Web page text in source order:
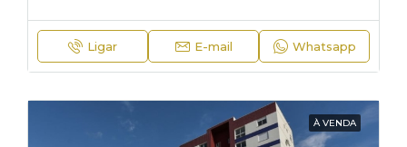
Ligar E-mail Whatsapp
À VENDA